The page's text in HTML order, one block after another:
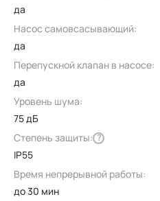
да
Насос самовсасывающий:
да
Перепускной клапан в насосе:
да
Уровень шума:
75 дБ
Степень защиты: ?
IP55
Время непрерывной работы:
до 30 мин